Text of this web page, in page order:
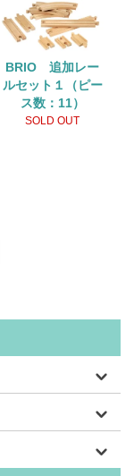
BRIO 追加レー
ルセット１（ピー
ス数：11）
SOLD OUT